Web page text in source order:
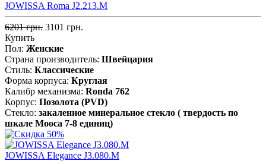
JOWISSA Roma J2.213.M
6201 грн. 3101 грн.
Купить
Пол: Женские
Страна производитель: Швейцария
Стиль: Классические
Форма корпуса: Круглая
Калибр механизма: Ronda 762
Корпус: Позолота (PVD)
Стекло: закаленное минеральное стекло ( твердость по
шкале Мооса 7-8 единиц)
JOWISSA Elegance J3.080.M